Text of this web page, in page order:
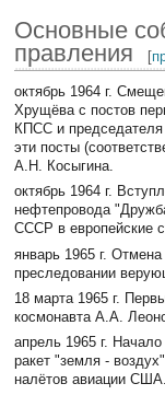
Основные
правления
[
октябрь 1964 г.
Хрущёва с постов
КПСС и
эти посты
А.Н. Косыгина.
октябрь 1964 г.
нефтепровода
СССР в европейские
январь 1965 г.
преследовании
18 марта 1965 г.
космонавта А.А.
апрель 1965 г.
ракет "земля -
налётов авиации США.